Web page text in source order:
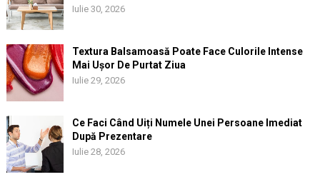
Iulie 30, 2026
Textura Balsamoasă Poate Face Culorile Intense
Mai Ușor De Purtat Ziua
Iulie 29, 2026
Ce Faci Când Uiți Numele Unei Persoane Imediat
După Prezentare
Iulie 28, 2026